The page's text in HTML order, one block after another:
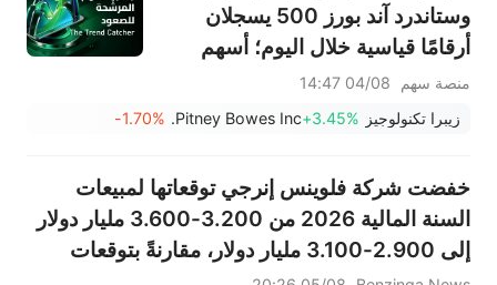
وستاندرد آند بورز 500 يسجلان
أرقامًا قياسية خلال اليوم؛ أسهم
PRLB (+7.34%) وWSM
(+3.33%) تقود 4 اختراقات يومية؛
منصة سهم
04/08 14:47
زيبرا تكنولوجيز +3.45%
Pitney Bowes Inc.
-1.70%
خفضت شركة فلوينس إنرجي توقعاتها لمبيعات
السنة المالية 2026 من 3.200-3.600 مليار دولار
إلى 2.900-3.100 مليار دولار، مقارنةً بتوقعات